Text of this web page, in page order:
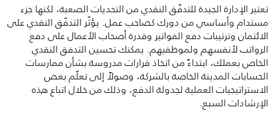
تعتبر الإدارة الجيدة للتدفّق النقدي من التحديات الصعبة، لكنها جزء
مستدام وأساسي من دورك كصاحب عمل. يؤثّر التدفّق النقدي على
الائتمان وترتيبات دفع الفواتير وقدرة أصحاب الأعمال على دفع
الرواتب لأنفسهم ولموظفيهم. يمكنك تحسين التدفق النقدي
الخاص بعملك، ابتداءً من اتخاذ قرارات مدروسة بشأن ممارسات
الحسابات المدينة الخاصة بالشركة، وصولاً إلى تعلّم بعض
الاستراتيجيات العملية لجدولة الدفع، وذلك من خلال اتباع هذه
الإرشادات السبع.